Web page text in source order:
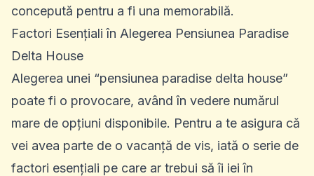
concepută pentru a fi una memorabilă.
Factori Esențiali în Alegerea Pensiunea Paradise
Delta House
Alegerea unei “pensiunea paradise delta house”
poate fi o provocare, având în vedere numărul
mare de opțiuni disponibile. Pentru a te asigura că
vei avea parte de o vacanță de vis, iată o serie de
factori esențiali pe care ar trebui să îi iei în